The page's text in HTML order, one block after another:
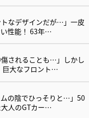
トなデザインだが…」一皮
性能！ 63年…
傷されることも…」しかし
巨大なフロント…
ムの陰でひっそりと…」50
人のGTカー…